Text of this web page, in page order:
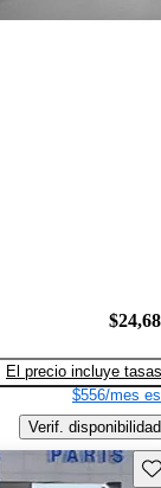
El precio incluye tasas
$556/mes
Verif. disponibilidad